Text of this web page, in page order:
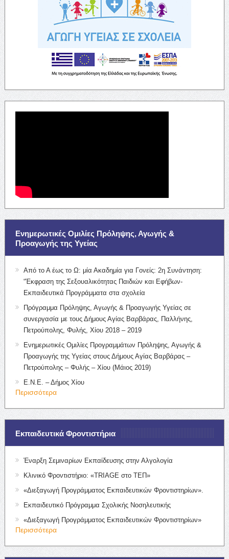
Ενημερωτικές Ομιλίες Πρόληψης, Αγωγής &
Προαγωγής της Υγείας
Από το Α έως το Ω: μία Ακαδημία για Γονείς: 2η Συνάντηση:
“Έκφραση της Σεξουαλικότητας Παιδιών και Εφήβων-
Εκπαιδευτικά Προγράμματα στα σχολεία
Πρόγραμμα Πρόληψης, Αγωγής & Προαγωγής Υγείας σε
συνεργασία με τους Δήμους Αγίας Βαρβάρας, Παλλήνης,
Πετρούπολης, Φυλής, Χίου 2018 – 2019
Ενημερωτικές Ομιλίες Προγραμμάτων Πρόληψης, Αγωγής &
Προαγωγής της Υγείας στους Δήμους Αγίας Βαρβάρας –
Πετρούπολης – Φυλής – Χίου (Μάιος 2019)
Ε.Ν.Ε. – Δήμος Χίου
Περισσότερα
Εκπαιδευτικά Φροντιστήρια
Έναρξη Σεμιναρίων Εκπαίδευσης στην Αλγολογία
Κλινικό Φροντιστήριο: «TRIAGE στο ΤΕΠ»
«Διεξαγωγή Προγράμματος Εκπαιδευτικών Φροντιστηρίων».
Εκπαιδευτικό Πρόγραμμα Σχολικής Νοσηλευτικής
«Διεξαγωγή Προγράμματος Εκπαιδευτικών Φροντιστηρίων»
Περισσότερα